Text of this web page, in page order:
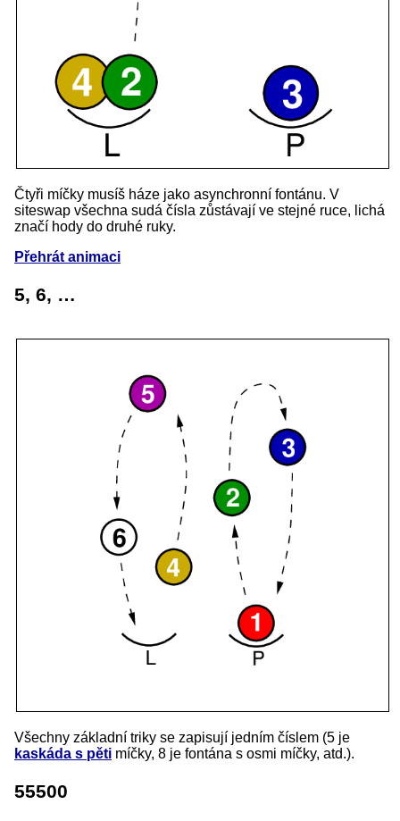
Čtyři míčky musíš háze jako asynchronní fontánu. V
siteswap všechna sudá čísla zůstávají ve stejné ruce, lichá
značí hody do druhé ruky.
Přehrát animaci
5, 6, …
Všechny základní triky se zapisují jedním číslem (5 je
kaskáda s pěti míčky, 8 je fontána s osmi míčky, atd.).
55500